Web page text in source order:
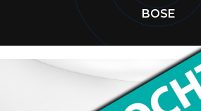
BOSE